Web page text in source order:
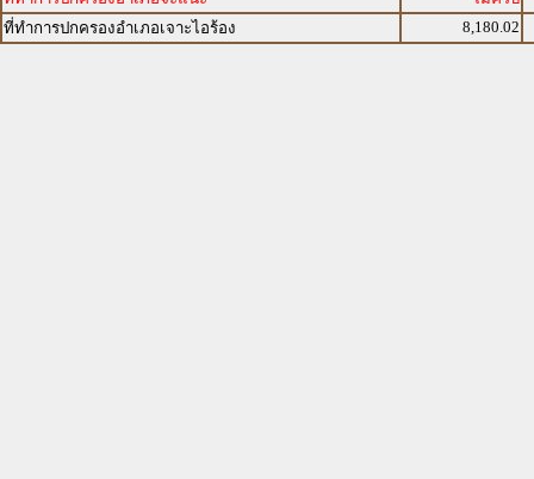
ที่ทำการปกครองอำเภอเจาะไอร้อง
8,180.02